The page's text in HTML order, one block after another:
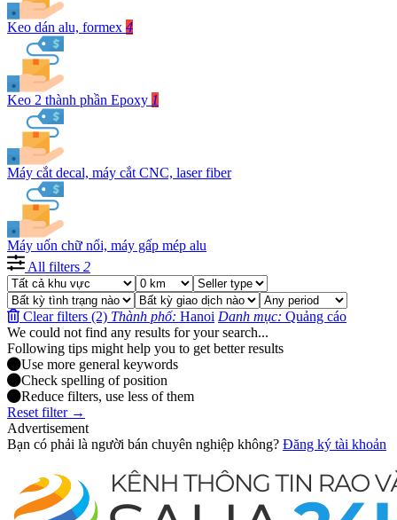
Keo dán alu, formex 4
Keo 2 thành phần Epoxy 1
Máy cắt decal, máy cắt CNC, laser fiber
Máy uốn chữ nổi, máy gấp mép alu
All filters 2
Clear filters (2) Thành phố: Hanoi Danh mục: Quảng cáo
We could not find any results for your search...
Following tips might help you to get better results
Use more general keywords
Check spelling of position
Reduce filters, use less of them
Reset filter →
Advertisement
Bạn có phải là người bán chuyên nghiệp không? Đăng ký tài khoản